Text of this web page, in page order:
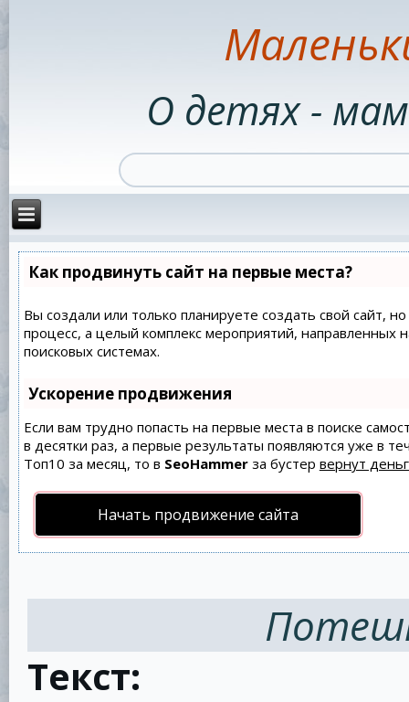
О детях -
Как продвинуть сайт на первые места?
Вы создали или только планируете создать свой сайт,
процесс, а целый комплекс мероприятий,
поисковых системах.
Ускорение продвижения
Если вам трудно попасть на первые места в поиске
в десятки раз, а первые результаты появляются уже в
Топ10 за месяц, то в SeoHammerза бустер вернут
Начать продвижение сайта
Текст: